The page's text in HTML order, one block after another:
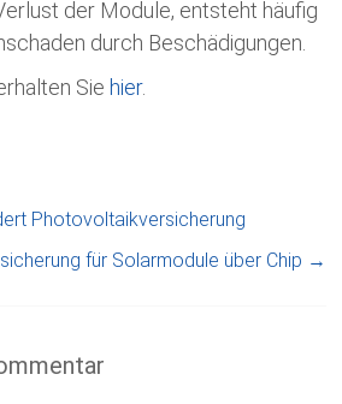
der Module, entsteht häufig
durch Beschädigungen.
Sie hier.
Photovoltaikversicherung
für Solarmodule über Chip →